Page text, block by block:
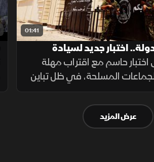
01:41
اختبار جديد لسيادة
اختبار حاسم مع اقتراب مهلة
المسلحة، في ظل تباين
التمسك بالسلاح وإعلان
للدولة.
عرض المزيد